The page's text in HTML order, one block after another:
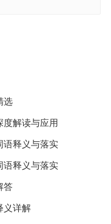
选
度解读与应用
语释义与落实
语释义与落实
答
义详解